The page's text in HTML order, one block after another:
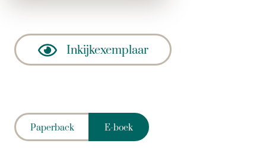
Inkijkexemplaar
Paperback E-boek